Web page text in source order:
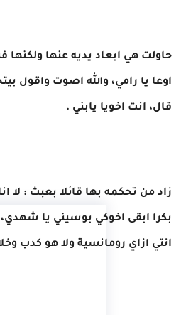
حاولت هي ابعاد يديه عنها
اوعا يا رامي، والله اصوت واقول
قال، انت اخويا يابني .
زاد من تحكمه بها قائلا بعبث : لا
بكرا ابقى اخوكي بوسيني يا
انتي ازاي رومانسية ولا هو كدب